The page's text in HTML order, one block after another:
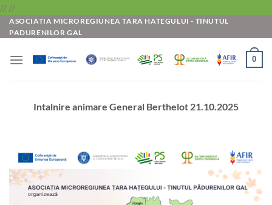
// //Skip
to
content
ASOCIATIA MICROREGIUNEA TARA HATEGULUI - TINUTUL
PADURENILOR GAL
0
Intalnire animare General Berthelot 21.10.2025